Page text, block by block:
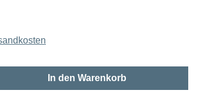
den gewünschten Wert ein
In den Warenkorb